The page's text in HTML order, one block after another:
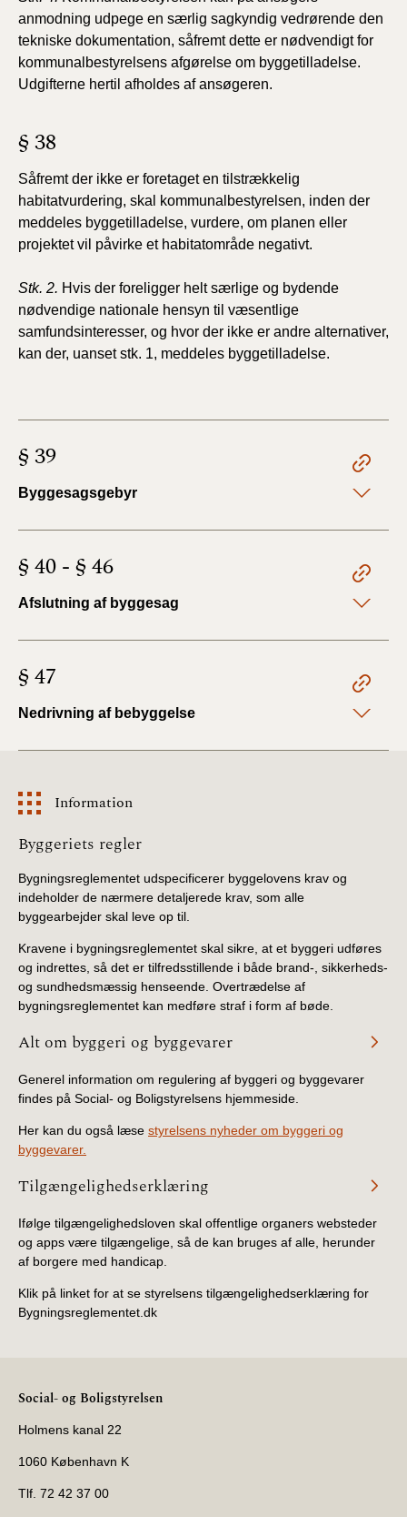
anmodning udpege en særlig sagkyndig vedrørende den
tekniske dokumentation, såfremt dette er nødvendigt for
kommunalbestyrelsens afgørelse om byggetilladelse.
Udgifterne hertil afholdes af ansøgeren.
§ 38
Såfremt der ikke er foretaget en tilstrækkelig
habitatvurdering, skal kommunalbestyrelsen, inden der
meddeles byggetilladelse, vurdere, om planen eller
projektet vil påvirke et habitatområde negativt.
Stk. 2. Hvis der foreligger helt særlige og bydende
nødvendige nationale hensyn til væsentlige
samfundsinteresser, og hvor der ikke er andre alternativer,
kan der, uanset stk. 1, meddeles byggetilladelse.
§ 39
Byggesagsgebyr
§ 40 - § 46
Afslutning af byggesag
§ 47
Nedrivning af bebyggelse
Information
Information
Byggeriets regler
Bygningsreglementet udspecificerer byggelovens krav og
indeholder de nærmere detaljerede krav, som alle
byggearbejder skal leve op til.
Kravene i bygningsreglementet skal sikre, at et byggeri udføres
og indrettes, så det er tilfredsstillende i både brand-, sikkerheds-
og sundhedsmæssig henseende. Overtrædelse af
bygningsreglementet kan medføre straf i form af bøde.
Alt om byggeri og byggevarer
Generel information om regulering af byggeri og byggevarer
findes på Social- og Boligstyrelsens hjemmeside.
Her kan du også læse styrelsens nyheder om byggeri og
byggevarer.
Tilgængelighedserklæring
Ifølge tilgængelighedsloven skal offentlige organers websteder
og apps være tilgængelige, så de kan bruges af alle, herunder
af borgere med handicap.
Klik på linket for at se styrelsens tilgængelighedserklæring for
Bygningsreglementet.dk
Social- og Boligstyrelsen
Holmens kanal 22
1060 København K
Tlf. 72 42 37 00